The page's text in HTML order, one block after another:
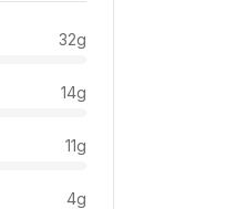
32g
14g
11g
4g